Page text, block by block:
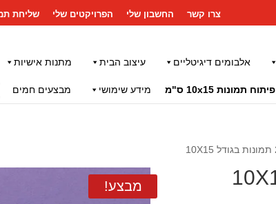
צרו קשר החשבון שלי הפרויקטים שלי שליחת
אלבומים דיגיטליים עיצוב הבית מתנות אישיות
פיתוח תמונות 10x15 ס"מ מידע שימושי מבצעים חמים
מבצע!